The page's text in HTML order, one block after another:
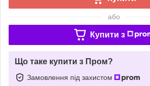
або
Купити з
Що таке купити з Пром?
Замовлення під захистом